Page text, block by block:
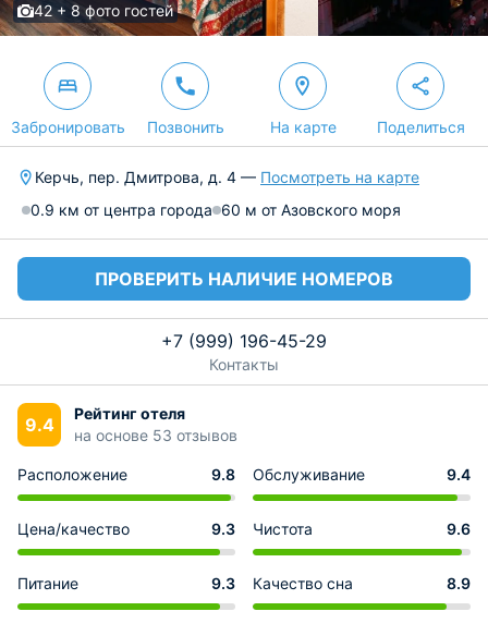
42 + 8 фото гостей
Забронировать Позвонить На карте Поделиться
Керчь, пер. Дмитрова, д. 4 — Посмотреть на карте
0.9 км от центра города 60 м от Азовского моря
ПРОВЕРИТЬ НАЛИЧИЕ НОМЕРОВ
+7 (999) 196-45-29
Контакты
9.4
Рейтинг отеля
на основе 53 отзывов
Расположение 9.8 Обслуживание 9.4
Цена/качество 9.3 Чистота 9.6
Питание 9.3 Качество сна 8.9